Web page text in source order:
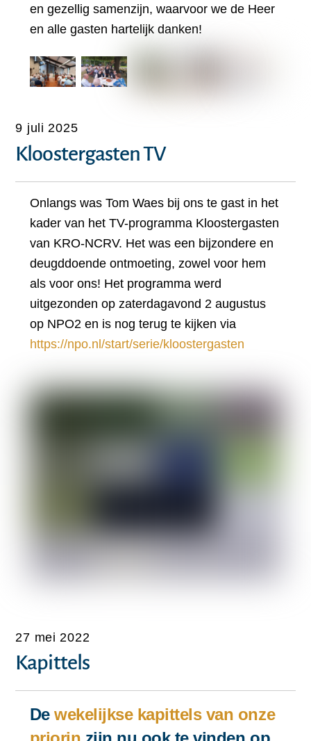
en gezellig samenzijn, waarvoor we de Heer
en alle gasten hartelijk danken!
9 juli 2025
Kloostergasten TV
Onlangs was Tom Waes bij ons te gast in het
kader van het TV-programma Kloostergasten
van KRO-NCRV. Het was een bijzondere en
deugddoende ontmoeting, zowel voor hem
als voor ons! Het programma werd
uitgezonden op zaterdagavond 2 augustus
op NPO2 en is nog terug te kijken via
https://npo.nl/start/serie/kloostergasten
27 mei 2022
Kapittels
Dewekelijkse kapittels van onze